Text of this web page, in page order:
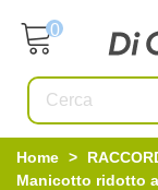
0
Home >
Manicotto ridotto